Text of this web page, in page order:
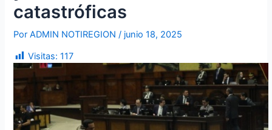
catastróficas
PorADMIN NOTIREGION/ junio 18, 2025
Visitas: 117